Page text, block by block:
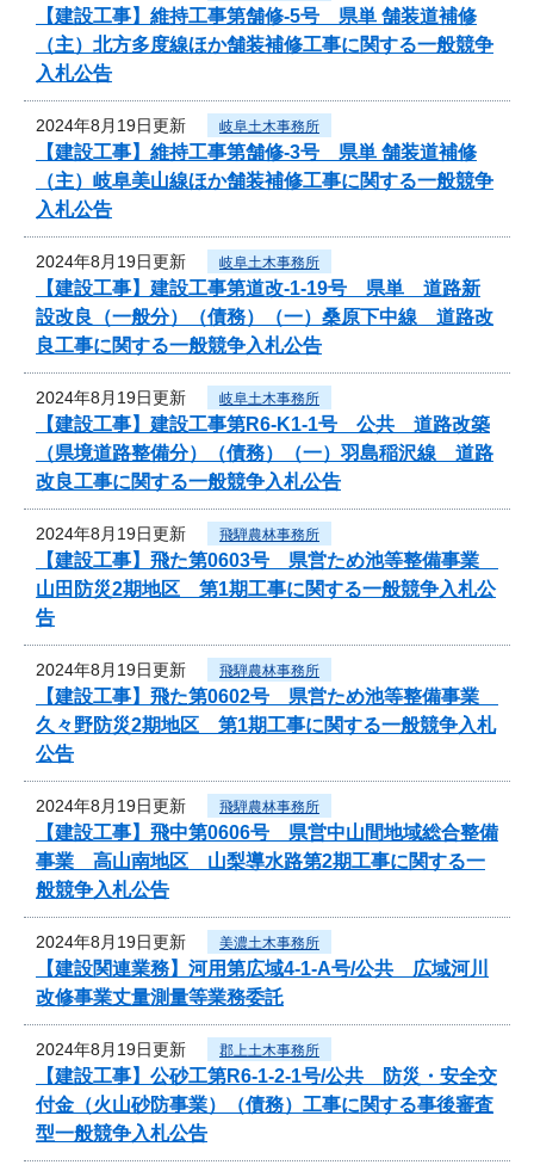
【建設工事】維持工事第舗修-5号 県単 舗装道補修
（主）北方多度線ほか舗装補修工事に関する一般競争
入札公告
2024年8月19日更新 岐阜土木事務所
【建設工事】維持工事第舗修-3号 県単 舗装道補修
（主）岐阜美山線ほか舗装補修工事に関する一般競争
入札公告
2024年8月19日更新 岐阜土木事務所
【建設工事】建設工事第道改-1-19号 県単 道路新
設改良（一般分）（債務）（一）桑原下中線 道路改
良工事に関する一般競争入札公告
2024年8月19日更新 岐阜土木事務所
【建設工事】建設工事第R6-K1-1号 公共 道路改築
（県境道路整備分）（債務）（一）羽島稲沢線 道路
改良工事に関する一般競争入札公告
2024年8月19日更新 飛騨農林事務所
【建設工事】飛た第0603号 県営ため池等整備事業
山田防災2期地区 第1期工事に関する一般競争入札公
告
2024年8月19日更新 飛騨農林事務所
【建設工事】飛た第0602号 県営ため池等整備事業
久々野防災2期地区 第1期工事に関する一般競争入札
公告
2024年8月19日更新 飛騨農林事務所
【建設工事】飛中第0606号 県営中山間地域総合整備
事業 高山南地区 山梨導水路第2期工事に関する一
般競争入札公告
2024年8月19日更新 美濃土木事務所
【建設関連業務】河用第広域4-1-A号/公共 広域河川
改修事業丈量測量等業務委託
2024年8月19日更新 郡上土木事務所
【建設工事】公砂工第R6-1-2-1号/公共 防災・安全交
付金（火山砂防事業）（債務）工事に関する事後審査
型一般競争入札公告